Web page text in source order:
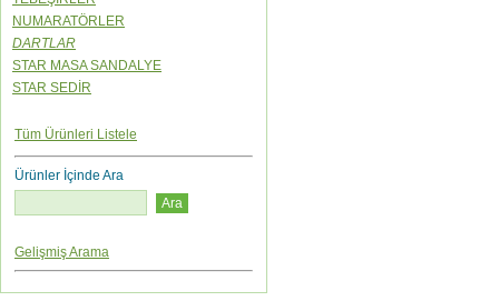
NUMARATÖRLER
DARTLAR
STAR MASA SANDALYE
STAR SEDİR
Tüm Ürünleri Listele
Ürünler İçinde Ara
Gelişmiş Arama